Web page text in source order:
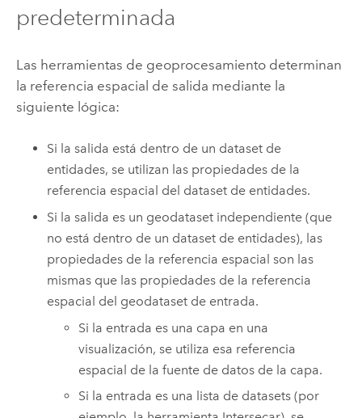
predeterminada
Las herramientas de geoprocesamiento determinan
la referencia espacial de salida mediante la
siguiente lógica:
Si la salida está dentro de un dataset de
entidades, se utilizan las propiedades de la
referencia espacial del dataset de entidades.
Si la salida es un geodataset independiente (que
no está dentro de un dataset de entidades), las
propiedades de la referencia espacial son las
mismas que las propiedades de la referencia
espacial del geodataset de entrada.
Si la entrada es una capa en una
visualización, se utiliza esa referencia
espacial de la fuente de datos de la capa.
Si la entrada es una lista de datasets (por